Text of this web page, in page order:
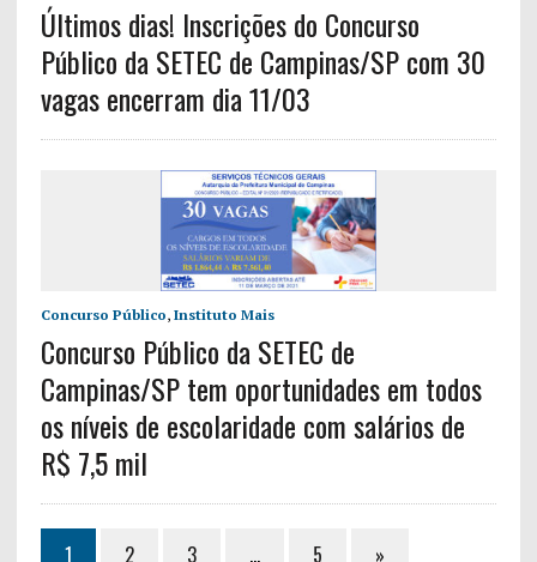
Últimos dias! Inscrições do Concurso
Público da SETEC de Campinas/SP com 30
vagas encerram dia 11/03
Concurso Público, Instituto Mais
Concurso Público da SETEC de
Campinas/SP tem oportunidades em todos
os níveis de escolaridade com salários de
R$ 7,5 mil
1 2 3 … 5 »